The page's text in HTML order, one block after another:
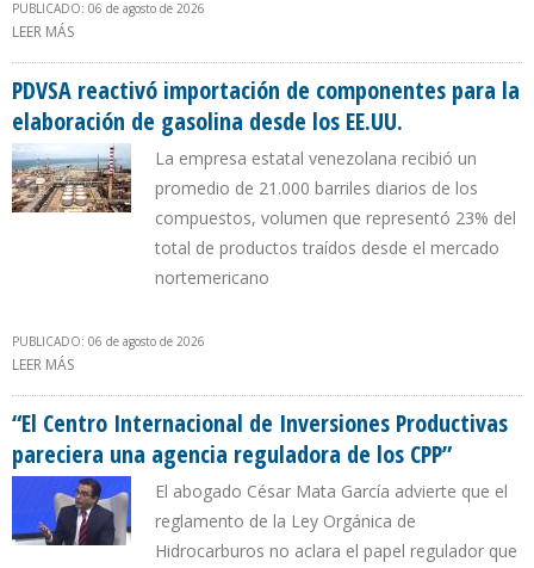
PUBLICADO: 06 de agosto de 2026
LEER MÁS
INVASIÓN A CARACAS
PDVSA reactivó importación de componentes para la
elaboración de gasolina desde los EE.UU.
La empresa estatal venezolana recibió un
promedio de 21.000 barriles diarios de los
compuestos, volumen que representó 23% del
total de productos traídos desde el mercado
nortemericano
PUBLICADO: 06 de agosto de 2026
LEER MÁS
“El Centro Internacional de Inversiones Productivas
pareciera una agencia reguladora de los CPP”
El abogado César Mata García advierte que el
reglamento de la Ley Orgánica de
Hidrocarburos no aclara el papel regulador que